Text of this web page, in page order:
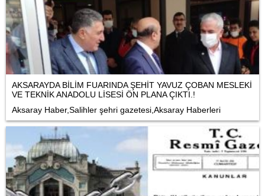
AKSARAYDA BİLİM FUARINDA ŞEHİT YAVUZ ÇOBAN MESLEKİ
VE TEKNİK ANADOLU LİSESİ ÖN PLANA ÇIKTI.!
Aksaray Haber,Salihler şehri gazetesi,Aksaray Haberleri